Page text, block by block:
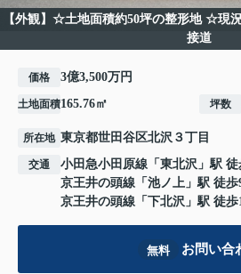
【外観】☆土地面積約50坪の整形地 ☆現
接道
価格 3億3,500万円
土地面積165.76㎡ 坪数
所在地 東京都世田谷区北沢 ３丁目
交通 小田急小田原線 「 東北沢 」駅
京王井の頭線 「 池ノ上 」駅 徒
京王井の頭線 「 下北沢 」駅 徒
無料 お問い合